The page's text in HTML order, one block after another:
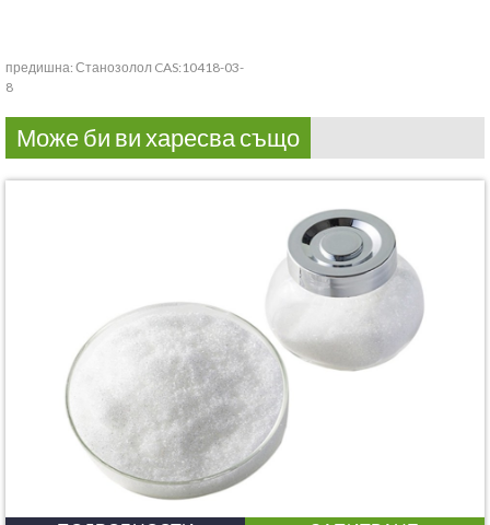
предишна: Станозолол CAS:10418-03-
8
Може би ви харесва също